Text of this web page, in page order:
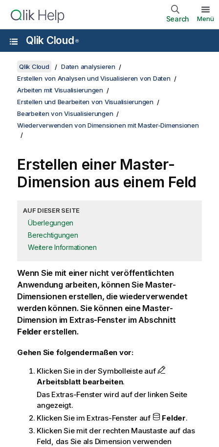
Search Menü
Qlik Cloud ®
Qlik Cloud
Daten analysieren
Erstellen von Analysen und Visualisieren von Daten
Arbeiten mit Visualisierungen
Erstellen und Bearbeiten von Visualisierungen
Bearbeiten von Visualisierungen
Wiederverwenden von Dimensionen mit Master-Dimensionen
Erstellen einer Master-
Dimension aus einem Feld
AUF DIESER SEITE
Überlegungen
Berechtigungen
Weitere Informationen
Wenn Sie mit einer nicht veröffentlichten
Anwendung arbeiten, können Sie Master-
Dimensionen erstellen, die wiederverwendet
werden können. Sie können eine Master-
Dimension im Extras-Fenster im Abschnitt
Feldererstellen.
Gehen Sie folgendermaßen vor:
Klicken Sie in der Symbolleiste auf
Arbeitsblatt bearbeiten.
Das Extras-Fenster wird auf der linken Seite
angezeigt.
Klicken Sie im Extras-Fenster auf
Felder.
Klicken Sie mit der rechten Maustaste auf das
Feld, das Sie als Dimension verwenden